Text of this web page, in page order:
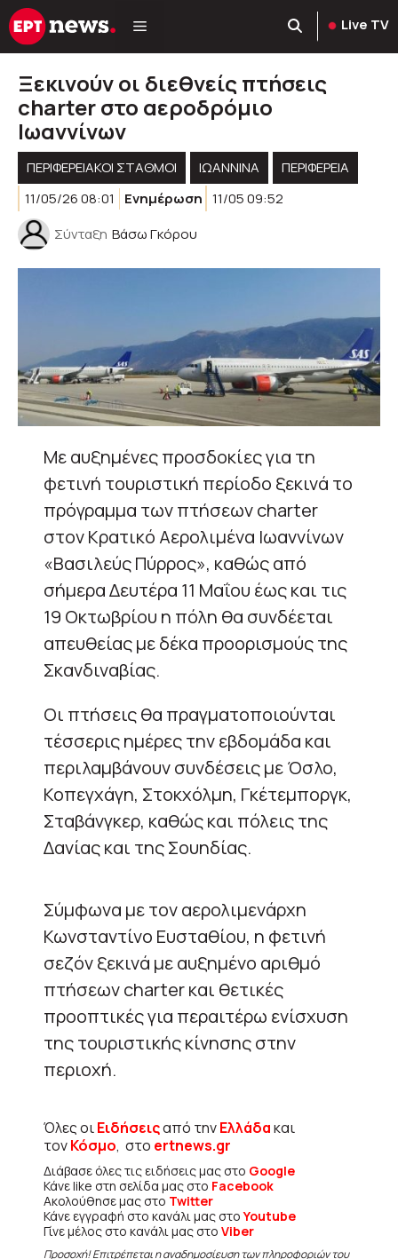
Μετάβαση
σε
Live TV
Ξεκινούν οι διεθνείς πτήσεις
charter στο αεροδρόμιο
Ιωαννίνων
ΠΕΡΙΦΕΡΕΙΑΚΟΊ ΣΤΑΘΜΟΊ ΙΩΑΝΝΙΝΑ
ΠΕΡΙΦΈΡΕΙΑ
11/05/26 08:01
Ενημέρωση 11/05 09:52
Σύνταξη Βάσω Γκόρου
Με αυξημένες προσδοκίες για τη
φετινή τουριστική περίοδο ξεκινά το
πρόγραμμα των πτήσεων charter
στον Κρατικό Αερολιμένα Ιωαννίνων
«Βασιλεύς Πύρρος», καθώς από
σήμερα Δευτέρα 11 Μαΐου έως και τις
19 Οκτωβρίου η πόλη θα συνδέεται
απευθείας με δέκα προορισμούς της
Σκανδιναβίας.
Οι πτήσεις θα πραγματοποιούνται
τέσσερις ημέρες την εβδομάδα και
περιλαμβάνουν συνδέσεις με Όσλο,
Κοπεγχάγη, Στοκχόλμη, Γκέτεμποργκ,
Σταβάνγκερ, καθώς και πόλεις της
Δανίας και της Σουηδίας.
Σύμφωνα με τον αερολιμενάρχη
Κωνσταντίνο Ευσταθίου, η φετινή
σεζόν ξεκινά με αυξημένο αριθμό
πτήσεων charter και θετικές
προοπτικές για περαιτέρω ενίσχυση
της τουριστικής κίνησης στην
περιοχή.
Όλες οιΕιδήσειςαπό τηνΕλλάδακαι
τονΚόσμο, στο ertnews.gr
Διάβασε όλες τις ειδήσεις μας στο Google
Κάνε like στη σελίδα μας στο Facebook
Ακολούθησε μας στο Twitter
Κάνε εγγραφή στο κανάλι μας στοYoutube
Γίνε μέλος στο κανάλι μας στο Viber
Προσοχή! Επιτρέπεται η αναδημοσίευση των πληροφοριών του